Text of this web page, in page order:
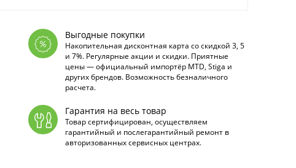
Выгодные покупки
Накопительная дисконтная карта со скидкой 3, 5
и 7%. Регулярные акции и скидки. Приятные
цены — официальный импортёр MTD, Stiga и
других брендов. Возможность безналичного
расчета.
Гарантия на весь товар
Товар сертифицирован, осуществляем
гарантийный и послегарантийный ремонт в
авторизованных сервисных центрах.